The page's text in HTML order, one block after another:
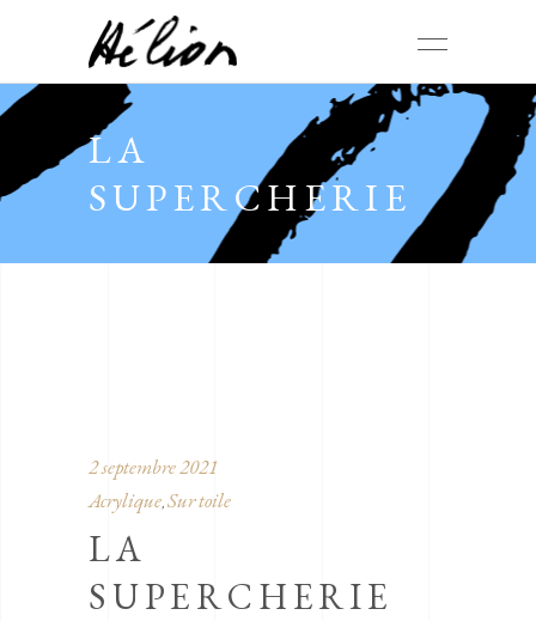
LA
SUPERCHERIE
2 septembre 2021
Acrylique, Sur toile
LA
SUPERCHERIE